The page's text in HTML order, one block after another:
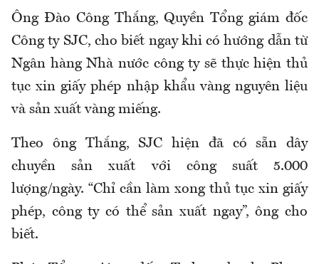
Ông Đào Công Thắng, Quyền Tổng giám đốc
Công ty SJC, cho biết ngay khi có hướng dẫn từ
Ngân hàng Nhà nước công ty sẽ thực hiện thủ
tục xin giấy phép nhập khẩu vàng nguyên liệu
và sản xuất vàng miếng.
Theo ông Thắng, SJC hiện đã có sẵn dây
chuyền sản xuất với công suất 5.000
lượng/ngày. “Chỉ cần làm xong thủ tục xin giấy
phép, công ty có thể sản xuất ngay”, ông cho
biết.